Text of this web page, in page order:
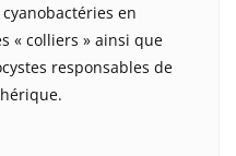
en
« colliers » ainsi que
responsables de